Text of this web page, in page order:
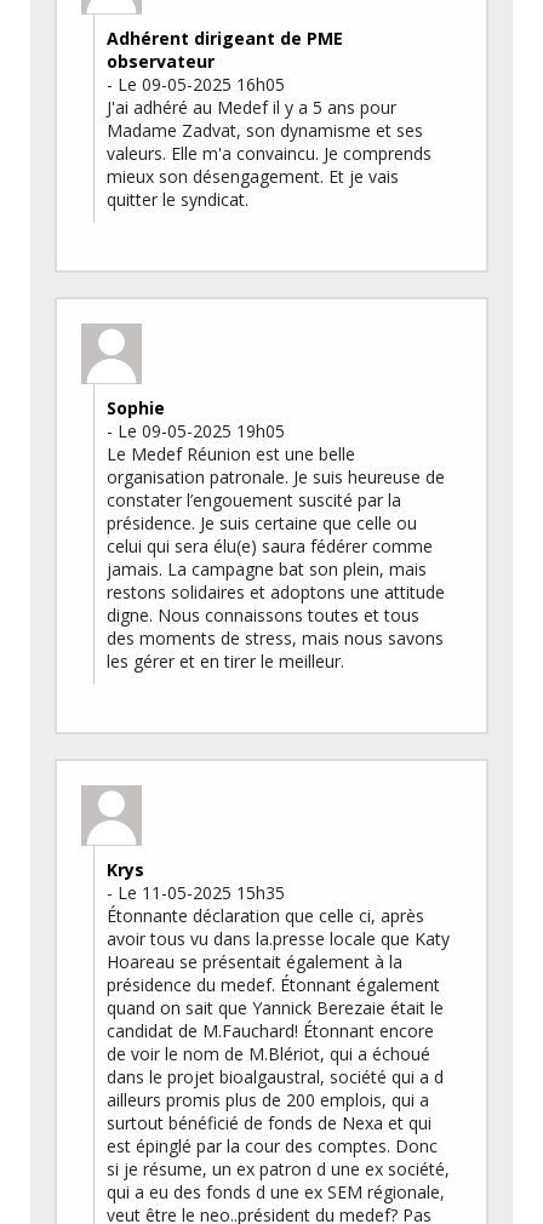
Adhérent dirigeant de PME
observateur
- Le 09-05-2025 16h05
J'ai adhéré au Medef il y a 5 ans pour
Madame Zadvat, son dynamisme et ses
valeurs. Elle m'a convaincu. Je comprends
mieux son désengagement. Et je vais
quitter le syndicat.
Sophie
- Le 09-05-2025 19h05
Le Medef Réunion est une belle
organisation patronale. Je suis heureuse de
constater l’engouement suscité par la
présidence. Je suis certaine que celle ou
celui qui sera élu(e) saura fédérer comme
jamais. La campagne bat son plein, mais
restons solidaires et adoptons une attitude
digne. Nous connaissons toutes et tous
des moments de stress, mais nous savons
les gérer et en tirer le meilleur.
Krys
- Le 11-05-2025 15h35
Étonnante déclaration que celle ci, après
avoir tous vu dans la.presse locale que Katy
Hoareau se présentait également à la
présidence du medef. Étonnant également
quand on sait que Yannick Berezaie était le
candidat de M.Fauchard! Étonnant encore
de voir le nom de M.Blériot, qui a échoué
dans le projet bioalgaustral, société qui a d
ailleurs promis plus de 200 emplois, qui a
surtout bénéficié de fonds de Nexa et qui
est épinglé par la cour des comptes. Donc
si je résume, un ex patron d une ex société,
qui a eu des fonds d une ex SEM régionale,
veut être le neo..président du medef? Pas